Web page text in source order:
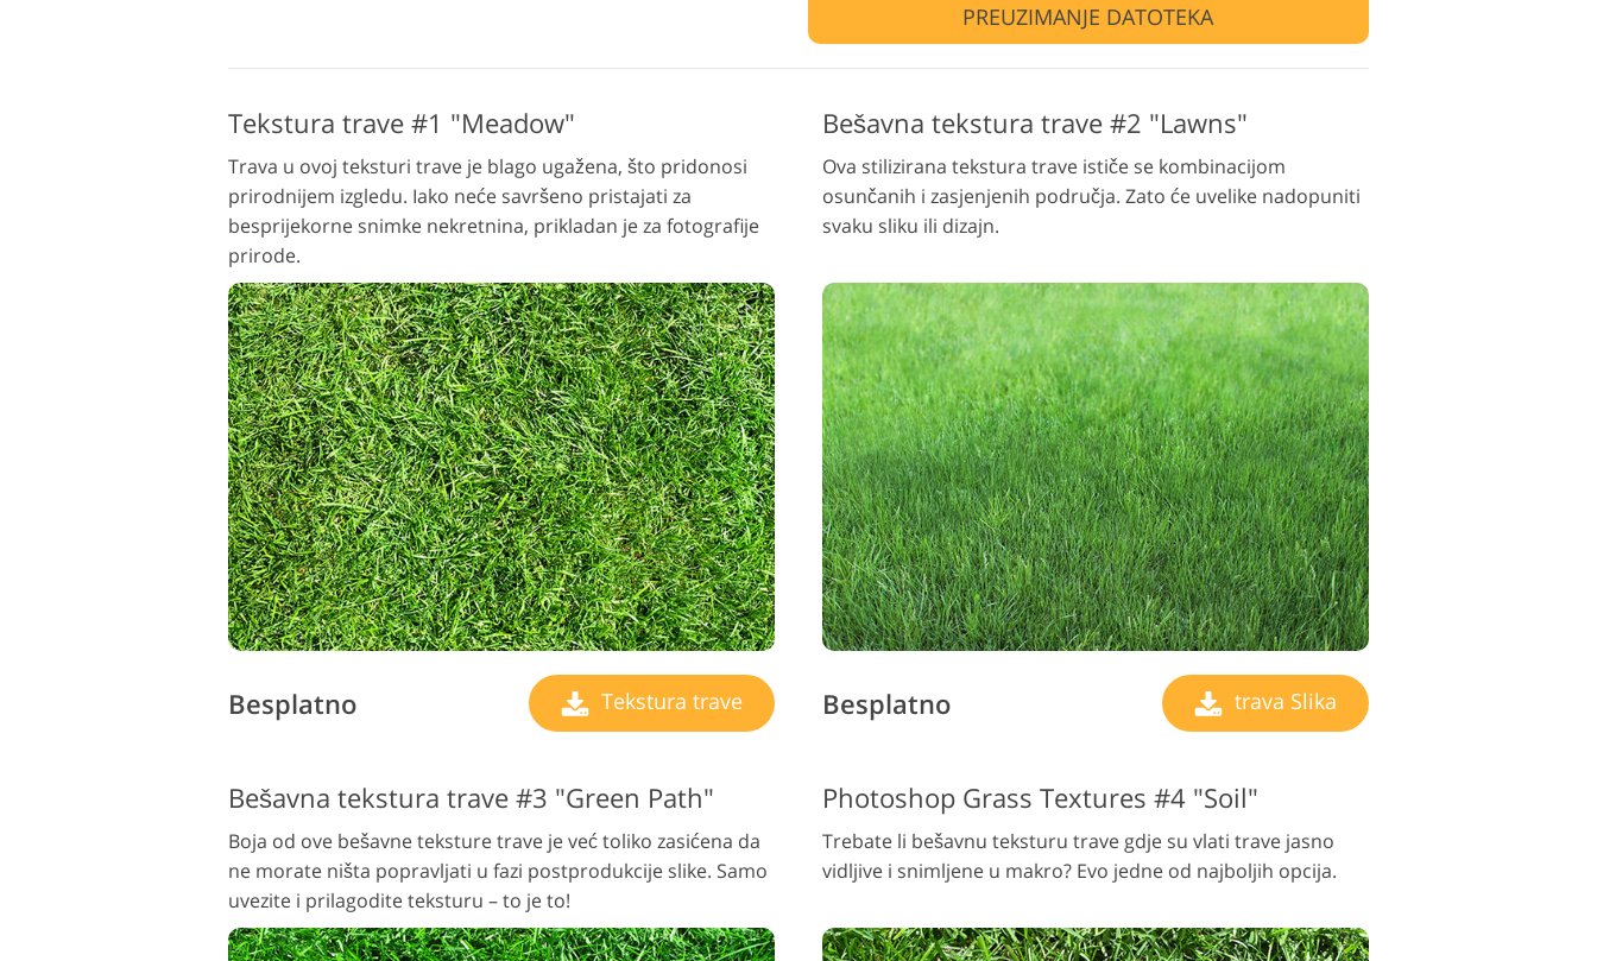
PREUZIMANJE DATOTEKA
Tekstura trave #1 "Meadow"
Trava u ovoj teksturi trave je blago ugažena, što pridonosi
prirodnijem izgledu. Iako neće savršeno pristajati za
besprijekorne snimke nekretnina, prikladan je za fotografije
prirode.
Besplatno Tekstura trave
Bešavna tekstura trave #2 "Lawns"
Ova stilizirana tekstura trave ističe se kombinacijom
osunčanih i zasjenjenih područja. Zato će uvelike nadopuniti
svaku sliku ili dizajn.
Besplatno trava Slika
Bešavna tekstura trave #3 "Green Path"
Boja od ove bešavne teksture trave je već toliko zasićena da
ne morate ništa popravljati u fazi postprodukcije slike. Samo
uvezite i prilagodite teksturu – to je to!
Photoshop Grass Textures #4 "Soil"
Trebate li bešavnu teksturu trave gdje su vlati trave jasno
vidljive i snimljene u makro? Evo jedne od najboljih opcija.